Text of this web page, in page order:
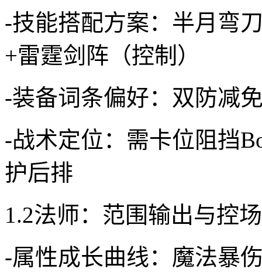
-技能搭配方案：半月弯
+雷霆剑阵（控制）
-装备词条偏好：双防减
-战术定位：需卡位阻挡
护后排
1.2法师：范围输出与控
-属性成长曲线：魔法暴